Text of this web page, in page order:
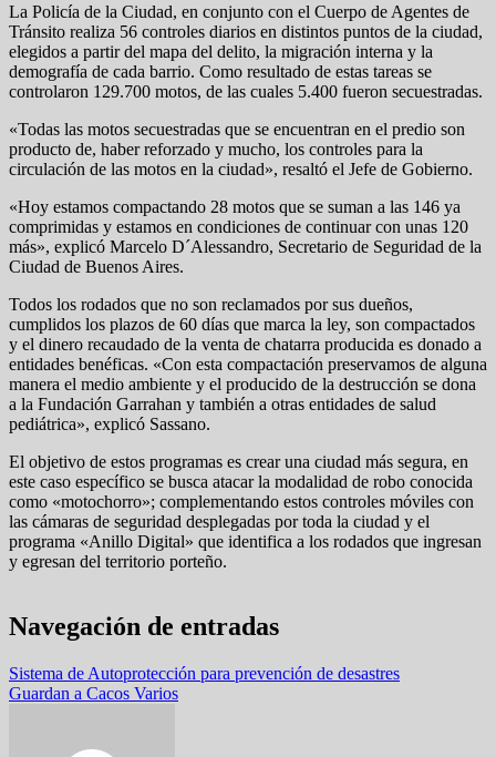
La Policía de la Ciudad, en conjunto con el Cuerpo de Agentes de
Tránsito realiza 56 controles diarios en distintos puntos de la ciudad,
elegidos a partir del mapa del delito, la migración interna y la
demografía de cada barrio. Como resultado de estas tareas se
controlaron 129.700 motos, de las cuales 5.400 fueron secuestradas.
«Todas las motos secuestradas que se encuentran en el predio son
producto de, haber reforzado y mucho, los controles para la
circulación de las motos en la ciudad», resaltó el Jefe de Gobierno.
«Hoy estamos compactando 28 motos que se suman a las 146 ya
comprimidas y estamos en condiciones de continuar con unas 120
más», explicó Marcelo D´Alessandro, Secretario de Seguridad de la
Ciudad de Buenos Aires.
Todos los rodados que no son reclamados por sus dueños,
cumplidos los plazos de 60 días que marca la ley, son compactados
y el dinero recaudado de la venta de chatarra producida es donado a
entidades benéficas. «Con esta compactación preservamos de alguna
manera el medio ambiente y el producido de la destrucción se dona
a la Fundación Garrahan y también a otras entidades de salud
pediátrica», explicó Sassano.
El objetivo de estos programas es crear una ciudad más segura, en
este caso específico se busca atacar la modalidad de robo conocida
como «motochorro»; complementando estos controles móviles con
las cámaras de seguridad desplegadas por toda la ciudad y el
programa «Anillo Digital» que identifica a los rodados que ingresan
y egresan del territorio porteño.
Navegación de entradas
Sistema de Autoprotección para prevención de desastres
Guardan a Cacos Varios